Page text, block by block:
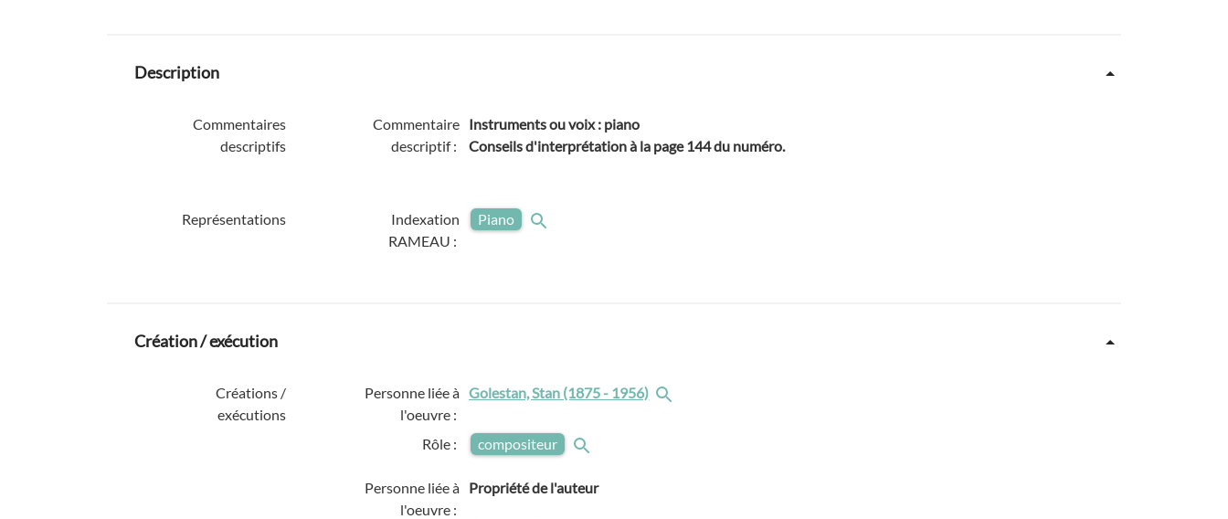
Description
Commentaires
descriptifs
Commentaire
descriptif :
Instruments ou voix : piano
Conseils d'interprétation à la page 144 du numéro.
Représentations
Indexation
RAMEAU :
Piano
Création / exécution
Créations /
exécutions
Personne liée à
l'oeuvre :
Golestan, Stan (1875 - 1956)
Rôle : compositeur
Personne liée à
l'oeuvre :
Propriété de l'auteur